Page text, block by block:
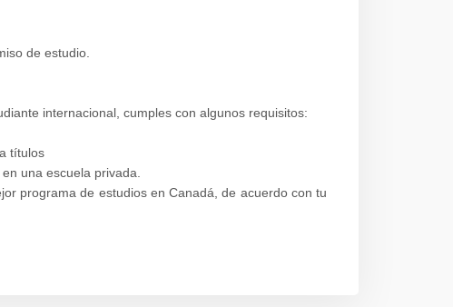
de estudio.
internacional, cumples con algunos requisitos:
títulos
una escuela privada.
programa de estudios en Canadá, de acuerdo con tu